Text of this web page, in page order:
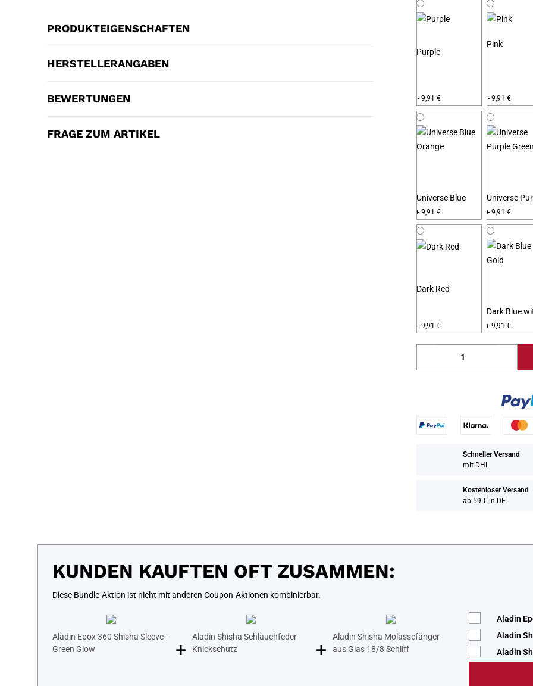
Purple
- 9,91 €
Pink
- 9,91 €
Universe Blue
Orange
- 9,91 €
Universe
Green
- 9,91 €
Dark Red
- 9,91 €
Dark Blue
Gold
- 9,91 €
Schneller Versand
mit DHL
Kostenloser Versand
ab 59 € in DE
PRODUKTEIGENSCHAFTEN
HERSTELLERANGABEN
BEWERTUNGEN
FRAGE ZUM ARTIKEL
KUNDEN KAUFTEN OFT ZUSAMMEN:
Diese Bundle-Aktion ist nicht mit anderen Coupon-Aktionen kombinierbar.
Aladin Epox 360 Shisha Sleeve -
Green Glow
+
Aladin Shisha Schlauchfeder
Knickschutz
+
Aladin Shisha Molassefänger
aus Glas 18/8 Schliff
Aladin
Aladin
Aladin